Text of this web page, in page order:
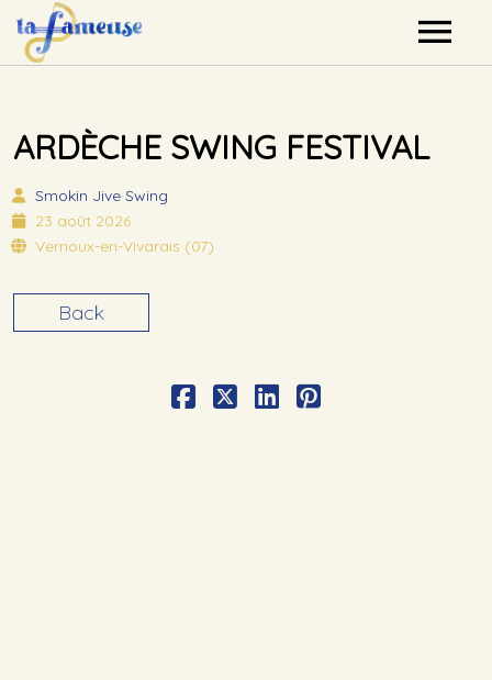
Agenda
ARDÈCHE SWING FESTIVAL
Smokin Jive Swing
23 août 2026
Vernoux-en-Vivarais (07)
Back